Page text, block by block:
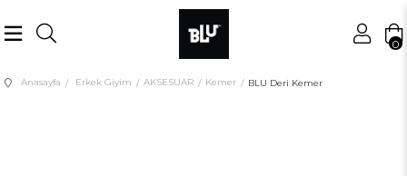
0
Anasayfa Erkek Giyim AKSESUAR Kemer BLU Deri Kemer